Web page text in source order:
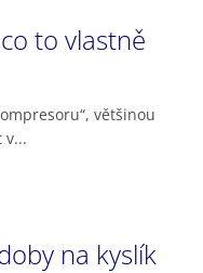
to vlastně
většinou
v...
na kyslík